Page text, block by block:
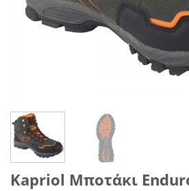
Kapriol Μποτάκι